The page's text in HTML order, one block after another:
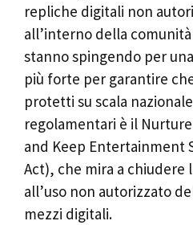
repliche digitali non
all’interno della
stanno spingendo per
più forte per garantire
protetti su scala
regolamentari è il
and Keep Entertainment
Act), che mira a chiudere
all’uso non autorizzato
mezzi digitali.